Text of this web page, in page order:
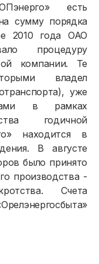
есть
сумму порядка
2010 года ОАО
процедуру
компании. Те
владел
уже
в рамках
годичной
находится в
В августе
было принято
производства -
Счета